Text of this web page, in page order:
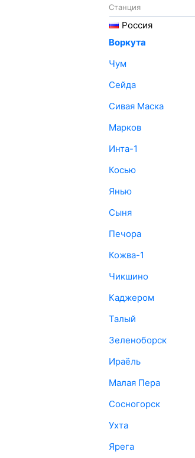
Станция
Россия
Воркута
Чум
Сейда
Сивая Маска
Марков
Инта-1
Косью
Янью
Сыня
Печора
Кожва-1
Чикшино
Каджером
Талый
Зеленоборск
Ираёль
Малая Пера
Сосногорск
Ухта
Ярега